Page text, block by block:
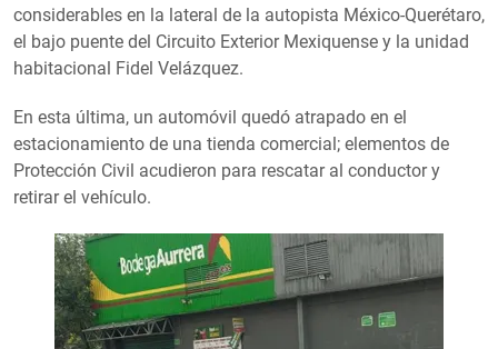
considerables en la lateral de la autopista México-Querétaro,
el bajo puente del Circuito Exterior Mexiquense y la unidad
habitacional Fidel Velázquez.
En esta última, un automóvil quedó atrapado en el
estacionamiento de una tienda comercial; elementos de
Protección Civil acudieron para rescatar al conductor y
retirar el vehículo.